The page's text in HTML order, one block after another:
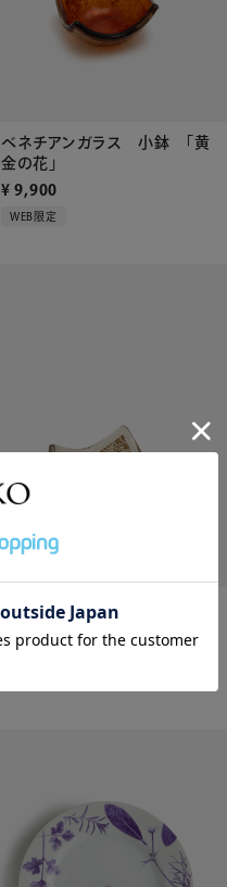
ベネチアンガラス 小鉢 「黄
金の花」
¥ 9,900
WEB限定
ベネチアンガラス 小鉢 「黄
9,900